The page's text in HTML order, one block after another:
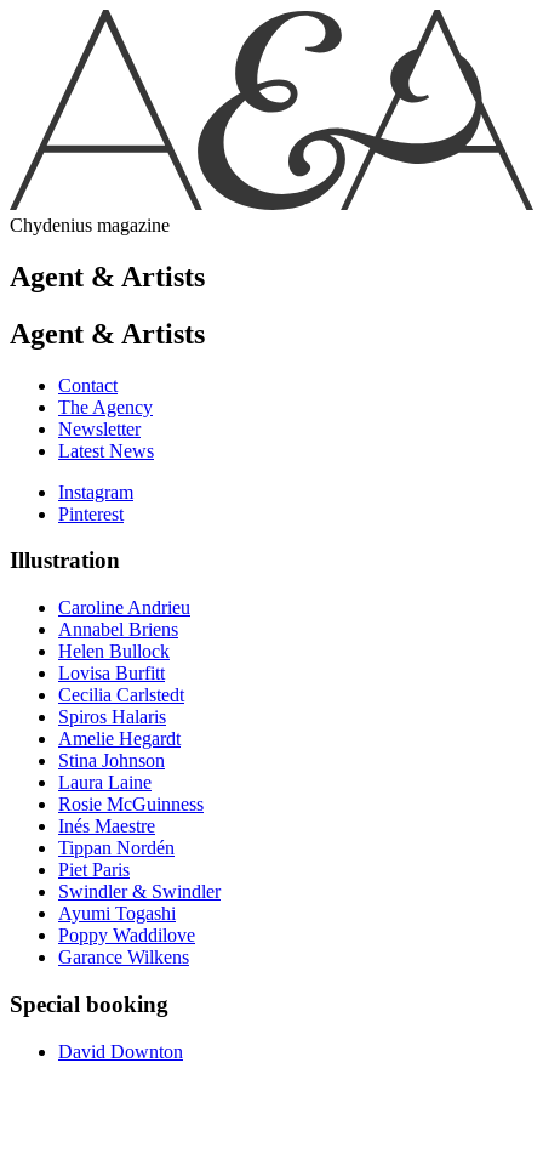
Chydenius magazine
Agent & Artists
Agent & Artists
Contact
The Agency
Newsletter
Latest News
Instagram
Pinterest
Illustration
Caroline Andrieu
Annabel Briens
Helen Bullock
Lovisa Burfitt
Cecilia Carlstedt
Spiros Halaris
Amelie Hegardt
Stina Johnson
Laura Laine
Rosie McGuinness
Inés Maestre
Tippan Nordén
Piet Paris
Swindler & Swindler
Ayumi Togashi
Poppy Waddilove
Garance Wilkens
Special booking
David Downton